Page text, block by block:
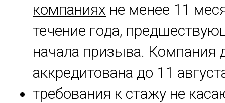
компаниях не менее 11
течение года,
начала призыва. Компания
аккредитована до 11
требования к стажу не